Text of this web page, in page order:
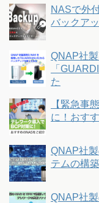
NASで外
バックア
QNAP社
「
た
【緊急事
に！おす
QNAP社
テムの構
QNAP社